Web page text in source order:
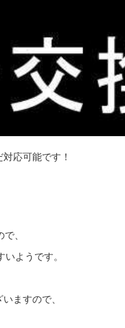
応可能です！
、
ようです。
ますので、